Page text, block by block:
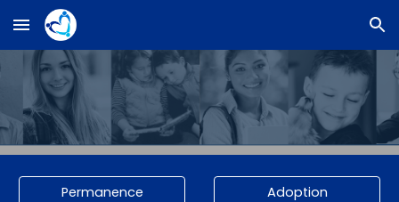
Skip to main content Skip to navigation
Permanence Adoption